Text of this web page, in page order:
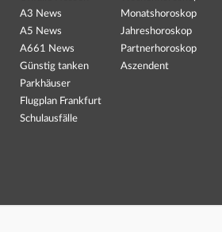
A3 News
A5 News
A661 News
Günstig tanken
Parkhäuser
Flugplan Frankfurt
Schulausfälle
Monatshoroskop
Jahreshoroskop
Partnerhoroskop
Aszendent